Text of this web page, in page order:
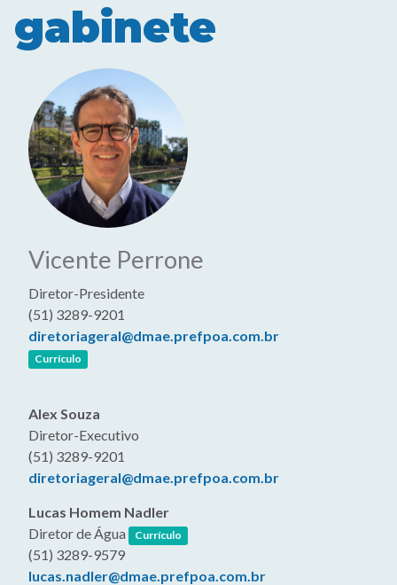
gabinete
Vicente Perrone
Diretor-Presidente
(51) 3289-9201
diretoriageral@dmae.prefpoa.com.br
Currículo
(link abre em nova janela)
Alex Souza
Diretor-Executivo
(51) 3289-9201
diretoriageral@dmae.prefpoa.com.br
Lucas Homem Nadler
Diretor de Água
Currículo
(link abre em nova janela)
(51) 3289-9579
lucas.nadler@dmae.prefpoa.com.br